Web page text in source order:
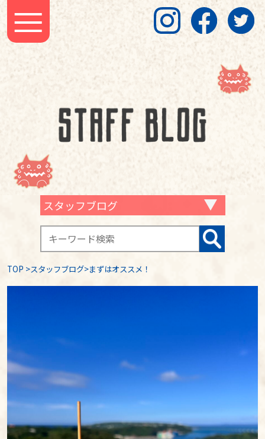
スタッフブログ
TOP >スタッフブログ>まずはオススメ！